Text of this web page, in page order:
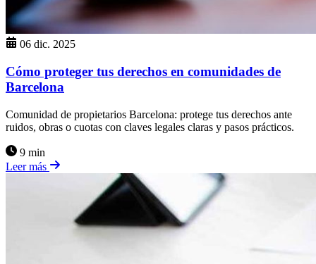
06 dic. 2025
Cómo proteger tus derechos en comunidades de
Barcelona
Comunidad de propietarios Barcelona: protege tus derechos ante
ruidos, obras o cuotas con claves legales claras y pasos prácticos.
9 min
Leer más